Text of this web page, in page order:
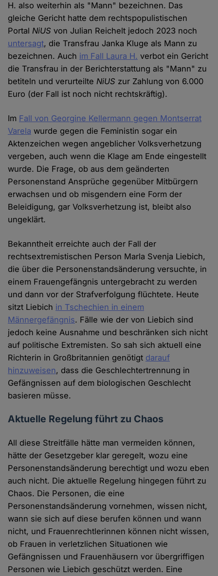
H. also weiterhin als "Mann" bezeichnen. Das
gleiche Gericht hatte dem rechtspopulistischen
Portal NiUSvon Julian Reichelt jedoch 2023 noch
untersagt, die Transfrau Janka Kluge als Mann zu
bezeichnen. Auch im Fall Laura H. verbot ein Gericht
die Transfrau in der Berichterstattung als "Mann" zu
betiteln und verurteilte NiUS zur Zahlung von 6.000
Euro (der Fall ist noch nicht rechtskräftig).
Im Fall von Georgine Kellermann gegen Montserrat
Varela wurde gegen die Feministin sogar ein
Aktenzeichen wegen angeblicher Volksverhetzung
vergeben, auch wenn die Klage am Ende eingestellt
wurde. Die Frage, ob aus dem geänderten
Personenstand Ansprüche gegenüber Mitbürgern
erwachsen und ob misgendern eine Form der
Beleidigung, gar Volksverhetzung ist, bleibt also
ungeklärt.
Bekanntheit erreichte auch der Fall der
rechtsextremistischen Person Marla Svenja Liebich,
die über die Personenstandsänderung versuchte, in
einem Frauengefängnis untergebracht zu werden
und dann vor der Strafverfolgung flüchtete. Heute
sitzt Liebich in Tschechien in einem
Männergefängnis. Fälle wie der von Liebich sind
jedoch keine Ausnahme und beschränken sich nicht
auf politische Extremisten. So sah sich aktuell eine
Richterin in Großbritannien genötigt darauf
hinzuweisen, dass die Geschlechtertrennung in
Gefängnissen auf dem biologischen Geschlecht
basieren müsse.
Aktuelle Regelung führt zu Chaos
All diese Streitfälle hätte man vermeiden können,
hätte der Gesetzgeber klar geregelt, wozu eine
Personenstandsänderung berechtigt und wozu eben
auch nicht. Die aktuelle Regelung hingegen führt zu
Chaos. Die Personen, die eine
Personenstandsänderung vornehmen, wissen nicht,
wann sie sich auf diese berufen können und wann
nicht, und Frauenrechtlerinnen können nicht wissen,
ob Frauen in verletzlichen Situationen wie
Gefängnissen und Frauenhäusern vor übergriffigen
Personen wie Liebich geschützt werden. Eine